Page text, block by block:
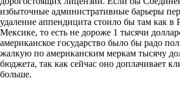
избыточные административные барьеры
удаление аппендицита стоило бы там как в
Мексике, то есть не дороже 1 тысячи
американское государство было бы радо
жалкую по американским меркам тысячу
бюджета, так как сейчас оно доплачивает
больше.